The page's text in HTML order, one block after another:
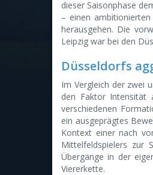
dieser Saisonphase
– einen
herausgehen. Die
Leipzig war bei den
Düsseldorfs
Im Vergleich der zwei
den Faktor Intensität
verschiedenen
ein ausgeprägtes
Kontext einer nach
Mittelfeldspielers zur
Übergänge in der
Viererkette.